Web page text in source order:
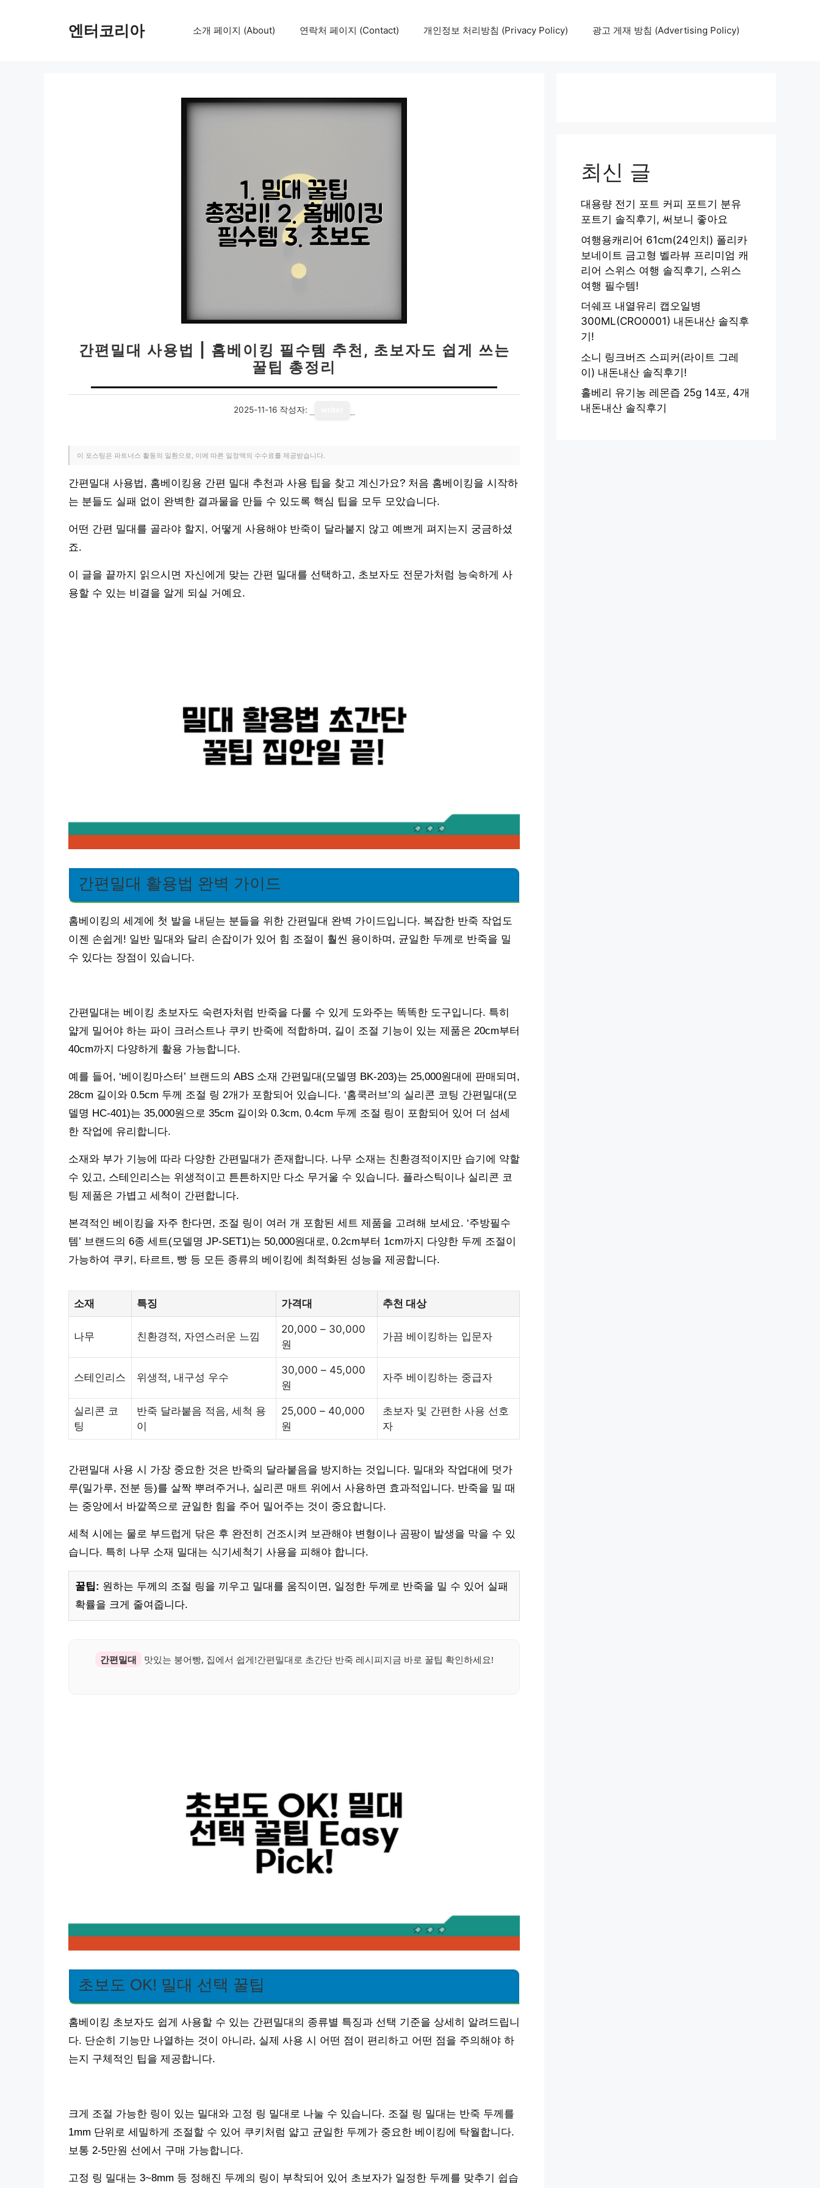
엔터코리아 소개 페이지 (About) 연락처 페이지 (Contact) 개인정보 처리방침 (Privacy Policy) 광고 게재 방침 (Advertising Policy)
간편밀대 사용법 | 홈베이킹 필수템 추천, 초보자도 쉽게 쓰는
꿀팁 총정리
2025-11-16 작성자:
이 포스팅은 파트너스 활동의 일환으로, 이에 따른 일정액의 수수료를 제공받습니다.
간편밀대 사용법, 홈베이킹용 간편 밀대 추천과 사용 팁을 찾고 계신가요? 처음 홈베이킹을 시작하
는 분들도 실패 없이 완벽한 결과물을 만들 수 있도록 핵심 팁을 모두 모았습니다.
어떤 간편 밀대를 골라야 할지, 어떻게 사용해야 반죽이 달라붙지 않고 예쁘게 펴지는지 궁금하셨
죠.
이 글을 끝까지 읽으시면 자신에게 맞는 간편 밀대를 선택하고, 초보자도 전문가처럼 능숙하게 사
용할 수 있는 비결을 알게 되실 거예요.
간편밀대 활용법 완벽 가이드
홈베이킹의 세계에 첫 발을 내딛는 분들을 위한 간편밀대 완벽 가이드입니다. 복잡한 반죽 작업도
이젠 손쉽게! 일반 밀대와 달리 손잡이가 있어 힘 조절이 훨씬 용이하며, 균일한 두께로 반죽을 밀
수 있다는 장점이 있습니다.
간편밀대는 베이킹 초보자도 숙련자처럼 반죽을 다룰 수 있게 도와주는 똑똑한 도구입니다. 특히
얇게 밀어야 하는 파이 크러스트나 쿠키 반죽에 적합하며, 길이 조절 기능이 있는 제품은 20cm부터
40cm까지 다양하게 활용 가능합니다.
예를 들어, ‘베이킹마스터’ 브랜드의 ABS 소재 간편밀대(모델명 BK-203)는 25,000원대에 판매되며,
28cm 길이와 0.5cm 두께 조절 링 2개가 포함되어 있습니다. ‘홈쿡러브’의 실리콘 코팅 간편밀대(모
델명 HC-401)는 35,000원으로 35cm 길이와 0.3cm, 0.4cm 두께 조절 링이 포함되어 있어 더 섬세
한 작업에 유리합니다.
소재와 부가 기능에 따라 다양한 간편밀대가 존재합니다. 나무 소재는 친환경적이지만 습기에 약할
수 있고, 스테인리스는 위생적이고 튼튼하지만 다소 무거울 수 있습니다. 플라스틱이나 실리콘 코
팅 제품은 가볍고 세척이 간편합니다.
본격적인 베이킹을 자주 한다면, 조절 링이 여러 개 포함된 세트 제품을 고려해 보세요. ‘주방필수
템’ 브랜드의 6종 세트(모델명 JP-SET1)는 50,000원대로, 0.2cm부터 1cm까지 다양한 두께 조절이
가능하여 쿠키, 타르트, 빵 등 모든 종류의 베이킹에 최적화된 성능을 제공합니다.
소재 특징 가격대 추천 대상
나무 친환경적, 자연스러운 느낌
20,000 – 30,000
원
가끔 베이킹하는 입문자
스테인리스 위생적, 내구성 우수
30,000 – 45,000
원
자주 베이킹하는 중급자
실리콘 코
팅
반죽 달라붙음 적음, 세척 용
이
25,000 – 40,000
원
초보자 및 간편한 사용 선호
자
간편밀대 사용 시 가장 중요한 것은 반죽의 달라붙음을 방지하는 것입니다. 밀대와 작업대에 덧가
루(밀가루, 전분 등)를 살짝 뿌려주거나, 실리콘 매트 위에서 사용하면 효과적입니다. 반죽을 밀 때
는 중앙에서 바깥쪽으로 균일한 힘을 주어 밀어주는 것이 중요합니다.
세척 시에는 물로 부드럽게 닦은 후 완전히 건조시켜 보관해야 변형이나 곰팡이 발생을 막을 수 있
습니다. 특히 나무 소재 밀대는 식기세척기 사용을 피해야 합니다.
꿀팁: 원하는 두께의 조절 링을 끼우고 밀대를 움직이면, 일정한 두께로 반죽을 밀 수 있어 실패
확률을 크게 줄여줍니다.
간편밀대 맛있는 붕어빵, 집에서 쉽게!간편밀대로 초간단 반죽 레시피지금 바로 꿀팁 확인하세요!
초보도 OK! 밀대 선택 꿀팁
홈베이킹 초보자도 쉽게 사용할 수 있는 간편밀대의 종류별 특징과 선택 기준을 상세히 알려드립니
다. 단순히 기능만 나열하는 것이 아니라, 실제 사용 시 어떤 점이 편리하고 어떤 점을 주의해야 하
는지 구체적인 팁을 제공합니다.
크게 조절 가능한 링이 있는 밀대와 고정 링 밀대로 나눌 수 있습니다. 조절 링 밀대는 반죽 두께를
1mm 단위로 세밀하게 조절할 수 있어 쿠키처럼 얇고 균일한 두께가 중요한 베이킹에 탁월합니다.
보통 2-5만원 선에서 구매 가능합니다.
고정 링 밀대는 3~8mm 등 정해진 두께의 링이 부착되어 있어 초보자가 일정한 두께를 맞추기 쉽습
최신 글
대용량 전기 포트 커피 포트기 분유
포트기 솔직후기, 써보니 좋아요
여행용캐리어 61cm(24인치) 폴리카
보네이트 금고형 벨라뷰 프리미엄 캐
리어 스위스 여행 솔직후기, 스위스
여행 필수템!
더쉐프 내열유리 캡오일병
300ML(CRO0001) 내돈내산 솔직후
기!
소니 링크버즈 스피커(라이트 그레
이) 내돈내산 솔직후기!
홀베리 유기농 레몬즙 25g 14포, 4개
내돈내산 솔직후기